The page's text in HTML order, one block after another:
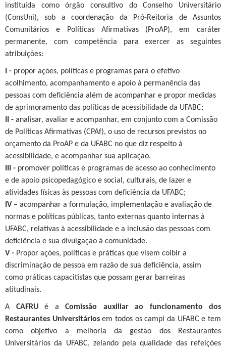
instituída como órgão consultivo do Conselho Universitário
(ConsUni), sob a coordenação da Pró-Reitoria de Assuntos
Comunitários e Políticas Afirmativas (ProAP), em caráter
permanente, com competência para exercer as seguintes
atribuições:
I - propor ações, políticas e programas para o efetivo
acolhimento, acompanhamento e apoio à permanência das
pessoas com deficiência além de acompanhar e propor medidas
de aprimoramento das políticas de acessibilidade da UFABC;
II - analisar, avaliar e acompanhar, em conjunto com a Comissão
de Políticas Afirmativas (CPAf), o uso de recursos previstos no
orçamento da ProAP e da UFABC no que diz respeito à
acessibilidade, e acompanhar sua aplicação.
III - promover políticas e programas de acesso ao conhecimento
e de apoio psicopedagógico e social, culturais, de lazer e
atividades físicas às pessoas com deficiência da UFABC;
IV – acompanhar a formulação, implementação e avaliação de
normas e políticas públicas, tanto externas quanto internas à
UFABC, relativas à acessibilidade e a inclusão das pessoas com
deficiência e sua divulgação à comunidade.
V - Propor ações, políticas e práticas que visem coibir a
discriminação de pessoa em razão de sua deficiência, assim
como práticas capacitistas que possam gerar barreiras
atitudinais.
A CAFRUé a Comissão auxiliar ao funcionamento dos
Restaurantes Universitáriosem todos os campi da UFABC e tem
como objetivo a melhoria da gestão dos Restaurantes
Universitários da UFABC, zelando pela qualidade das refeições